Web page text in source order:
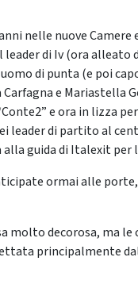
nelle nuove Camere
di Iv (ora alleato
di punta (e poi
e Mariastella
e ora in lizza per
leader di partito al
guida di Italexit per
ormai alle
molto decorosa, ma
principalmente